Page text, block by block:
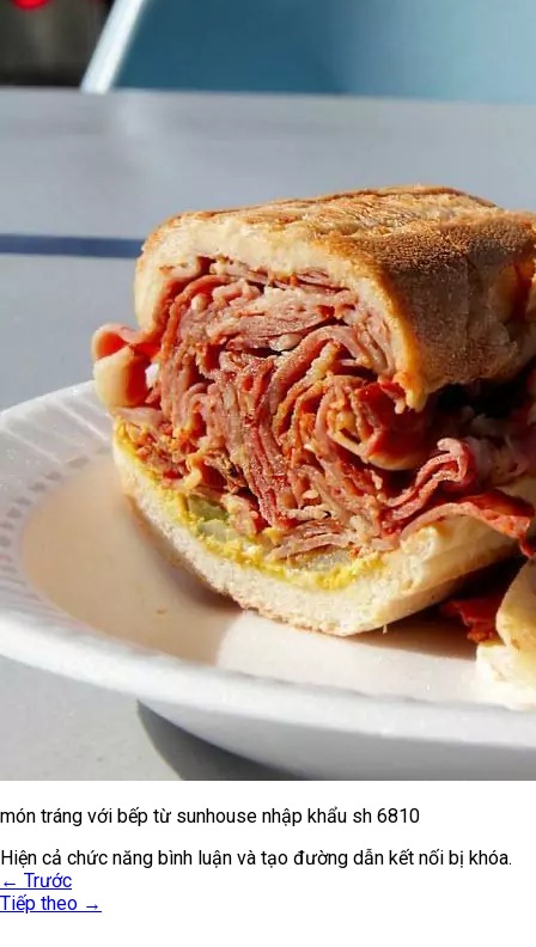
món tráng với bếp từ sunhouse nhập khẩu sh 6810
Hiện cả chức năng bình luận và tạo đường dẫn kết nối bị khóa.
← Trước
Tiếp theo →